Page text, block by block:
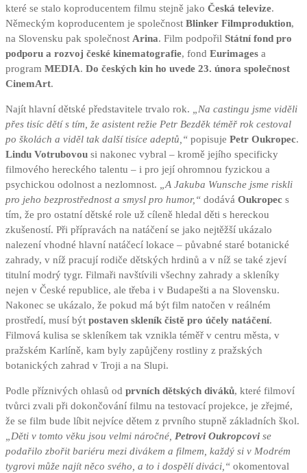
které se stalo koproducentem filmu stejně jako Česká televize.
Německým koproducentem je společnost Blinker Filmproduktion,
na Slovensku pak společnost Arina. Film podpořil Státní fond pro
podporu a rozvoj české kinematografie, fond Eurimages a
program MEDIA. Do českých kin ho uvede 23. února společnost
CinemArt.
Najít hlavní dětské představitele trvalo rok.
„Na castingu jsme viděli
přes tisíc dětí s tím, že asistent režie Petr Bezděk téměř rok cestoval
po školách a viděl tak další tisíce adeptů,“ popisuje Petr Oukropec.
Lindu Votrubovou si nakonec vybral – kromě jejího specificky
filmového hereckého talentu – i pro její ohromnou fyzickou a
psychickou odolnost a nezlomnost.
„A Jakuba Wunsche jsme riskli
pro jeho bezprostřednost a smysl pro humor,“ dodává Oukropec s
tím, že pro ostatní dětské role už cíleně hledal děti s hereckou
zkušeností. Při přípravách na natáčení se jako nejtěžší ukázalo
nalezení vhodné hlavní natáčecí lokace – půvabné staré botanické
zahrady, v níž pracují rodiče dětských hrdinů a v níž se také zjeví
titulní modrý tygr. Filmaři navštívili všechny zahrady a skleníky
nejen v České republice, ale třeba i v Budapešti a na Slovensku.
Nakonec se ukázalo, že pokud má být film natočen v reálném
prostředí, musí být postaven skleník čistě pro účely natáčení.
Filmová kulisa se skleníkem tak vznikla téměř v centru města, v
pražském Karlíně, kam byly zapůjčeny rostliny z pražských
botanických zahrad v Troji a na Slupi.
Podle příznivých ohlasů od prvních dětských diváků, které filmoví
tvůrci zvali při dokončování filmu na testovací projekce, je zřejmé,
že se film bude líbit nejvíce dětem z prvního stupně základních škol.
„Děti v tomto věku jsou velmi náročné, Petrovi Oukropcovi se
podařilo zbořit bariéru mezi divákem a filmem, každý si v Modrém
tygrovi může najít něco svého, a to i dospělí diváci,“ okomentoval